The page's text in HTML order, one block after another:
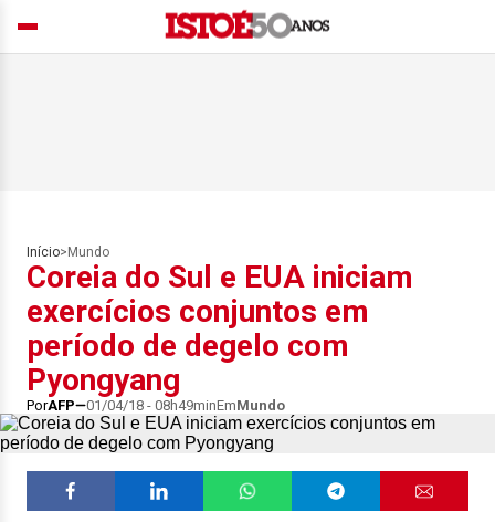
Início> Mundo
Coreia do Sul e EUA iniciam
exercícios conjuntos em
período de degelo com
Pyongyang
PorAFP 01/04/18 - 08h49minEmMundo